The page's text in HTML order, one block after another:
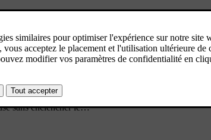
moteur essence pour
sans enclencher le